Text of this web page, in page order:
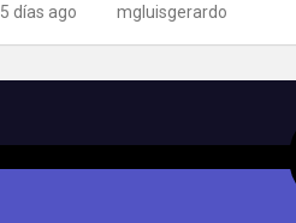
5 días ago mgluisgerardo